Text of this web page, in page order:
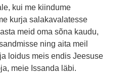
kui me kiindume
kurja salakavalatesse
meid oma sõna kaudu,
ning aita meil
loidus meis endis Jeesuse
meie Issanda läbi.